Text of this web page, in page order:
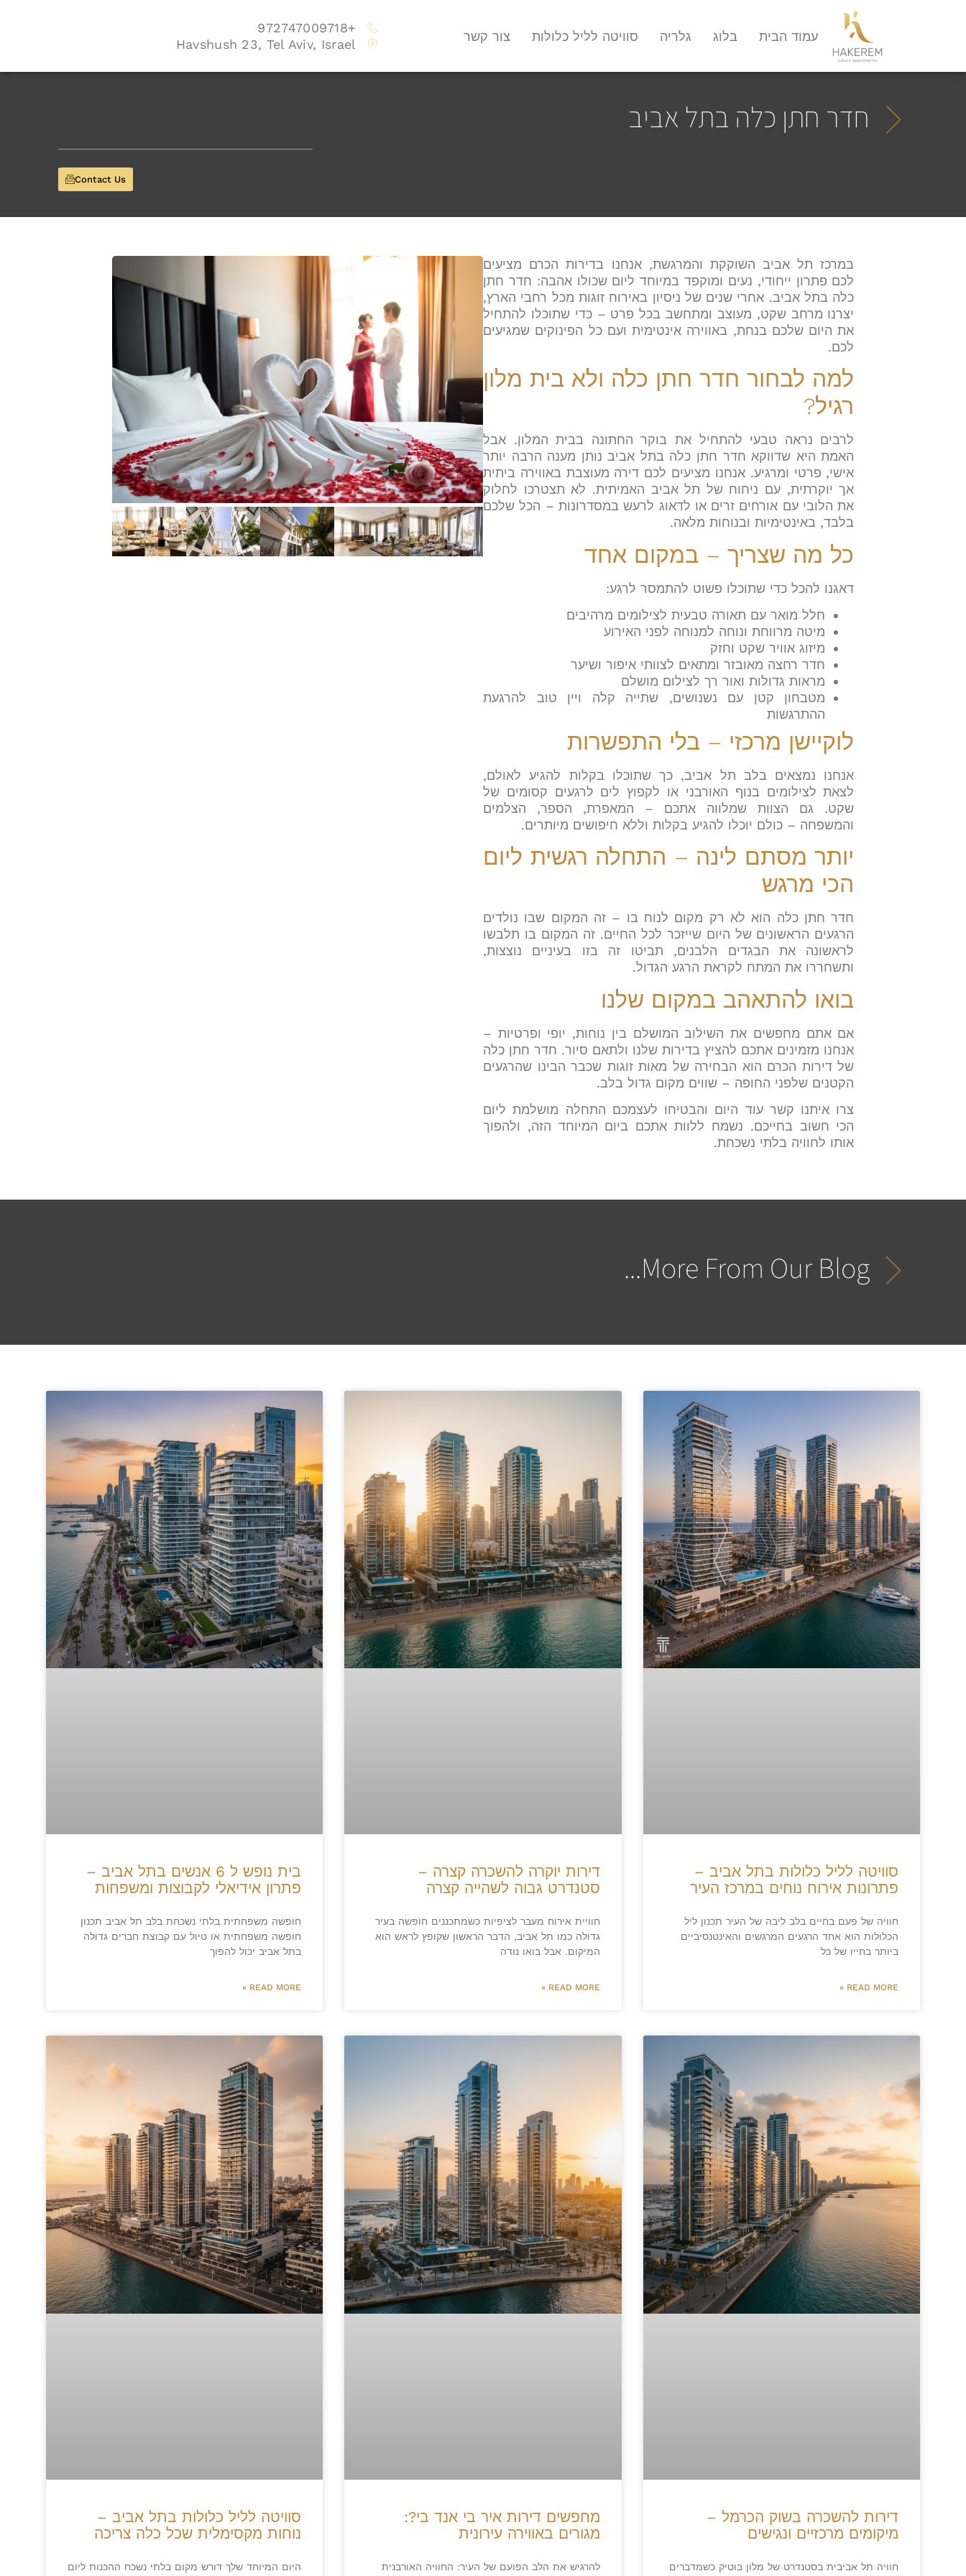
עמוד הבית בלוג גלריה סוויטה לליל כלולות צור קשר
+972747009718
Havshush 23, Tel Aviv, Israel
חדר חתן כלה בתל אביב
Contact Us
במרכז תל אביב השוקקת והמרגשת, אנחנו בדירות הכרם מציעים
לכם פתרון ייחודי, נעים ומוקפד במיוחד ליום שכולו אהבה: חדר חתן
כלה בתל אביב. אחרי שנים של ניסיון באירוח זוגות מכל רחבי הארץ,
יצרנו מרחב שקט, מעוצב ומתחשב בכל פרט – כדי שתוכלו להתחיל
את היום שלכם בנחת, באווירה אינטימית ועם כל הפינוקים שמגיעים
לכם.
למה לבחור חדר חתן כלה ולא בית מלון
רגיל?
לרבים נראה טבעי להתחיל את בוקר החתונה בבית המלון. אבל
האמת היא שדווקא חדר חתן כלה בתל אביב נותן מענה הרבה יותר
אישי, פרטי ומרגיע. אנחנו מציעים לכם דירה מעוצבת באווירה ביתית
אך יוקרתית, עם ניחוח של תל אביב האמיתית. לא תצטרכו לחלוק
את הלובי עם אורחים זרים או לדאוג לרעש במסדרונות – הכל שלכם
בלבד, באינטימיות ובנוחות מלאה.
כל מה שצריך – במקום אחד
דאגנו להכל כדי שתוכלו פשוט להתמסר לרגע:
חלל מואר עם תאורה טבעית לצילומים מרהיבים
מיטה מרווחת ונוחה למנוחה לפני האירוע
מיזוג אוויר שקט וחזק
חדר רחצה מאובזר ומתאים לצוותי איפור ושיער
מראות גדולות ואור רך לצילום מושלם
מטבחון קטן עם נשנושים, שתייה קלה ויין טוב להרגעת
ההתרגשות
לוקיישן מרכזי – בלי התפשרות
אנחנו נמצאים בלב תל אביב, כך שתוכלו בקלות להגיע לאולם,
לצאת לצילומים בנוף האורבני או לקפוץ לים לרגעים קסומים של
שקט. גם הצוות שמלווה אתכם – המאפרת, הספר, הצלמים
והמשפחה – כולם יוכלו להגיע בקלות וללא חיפושים מיותרים.
יותר מסתם לינה – התחלה רגשית ליום
הכי מרגש
חדר חתן כלה הוא לא רק מקום לנוח בו – זה המקום שבו נולדים
הרגעים הראשונים של היום שייזכר לכל החיים. זה המקום בו תלבשו
לראשונה את הבגדים הלבנים, תביטו זה בזו בעיניים נוצצות,
ותשחררו את המתח לקראת הרגע הגדול.
בואו להתאהב במקום שלנו
אם אתם מחפשים את השילוב המושלם בין נוחות, יופי ופרטיות –
אנחנו מזמינים אתכם להציץ בדירות שלנו ולתאם סיור. חדר חתן כלה
של דירות הכרם הוא הבחירה של מאות זוגות שכבר הבינו שהרגעים
הקטנים שלפני החופה – שווים מקום גדול בלב.
צרו איתנו קשר עוד היום והבטיחו לעצמכם התחלה מושלמת ליום
הכי חשוב בחייכם. נשמח ללוות אתכם ביום המיוחד הזה, ולהפוך
אותו לחוויה בלתי נשכחת.
More From Our Blog...
סוויטה לליל כלולות בתל אביב –
פתרונות אירוח נוחים במרכז העיר
חוויה של פעם בחיים בלב ליבה של העיר תכנון ליל
הכלולות הוא אחד הרגעים המרגשים והאינטנסיביים
ביותר בחייו של כל
READ MORE »
דירות יוקרה להשכרה קצרה –
סטנדרט גבוה לשהייה קצרה
חוויית אירוח מעבר לציפיות כשמתכננים חופשה בעיר
גדולה כמו תל אביב, הדבר הראשון שקופץ לראש הוא
המיקום. אבל בואו נודה
READ MORE »
בית נופש ל 6 אנשים בתל אביב –
פתרון אידיאלי לקבוצות ומשפחות
חופשה משפחתית בלתי נשכחת בלב תל אביב תכנון
חופשה משפחתית או טיול עם קבוצת חברים גדולה
בתל אביב יכול להפוך
READ MORE »
דירות להשכרה בשוק הכרמל –
מיקומים מרכזיים ונגישים
חוויה תל אביבית בסטנדרט של מלון בוטיק כשמדברים
מחפשים דירות איר בי אנד בי?:
מגורים באווירה עירונית
להרגיש את הלב הפועם של העיר: החוויה האורבנית
סוויטה לליל כלולות בתל אביב –
נוחות מקסימלית שכל כלה צריכה
היום המיוחד שלך דורש מקום בלתי נשכח ההכנות ליום